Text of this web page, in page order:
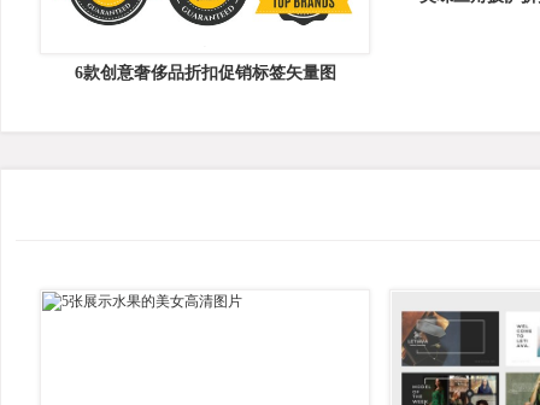
6款创意奢侈品折扣促销标签矢量图